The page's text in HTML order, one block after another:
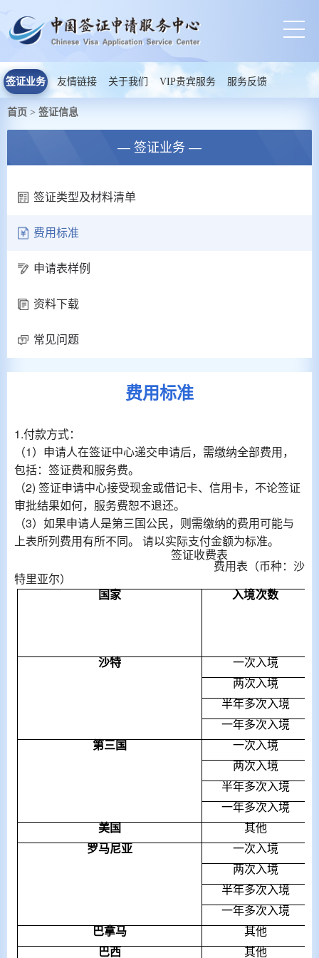
签证业务 友情链接 关于我们 VIP贵宾服务 服务反馈
首页 > 签证信息
— 签证业务 —
签证类型及材料清单
费用标准
申请表样例
资料下载
常见问题
费用标准
1.付款方式：
（1）申请人在签证中心递交申请后，需缴纳全部费用，
包括：签证费和服务费。
（2) 签证申请中心接受现金或借记卡、信用卡，不论签证
审批结果如何，服务费恕不退还。
（3）如果申请人是第三国公民，则需缴纳的费用可能与
上表所列费用有所不同。 请以实际支付金额为标准。
签证收费表
费用表（币种： 沙
特里亚尔）
国家
入境次数
沙特
一次入境
两次入境
半年多次入境
一年多次入境
第三国
一次入境
两次入境
半年多次入境
一年多次入境
美国
其他
罗马尼亚
一次入境
两次入境
半年多次入境
一年多次入境
巴拿马
其他
巴西
其他